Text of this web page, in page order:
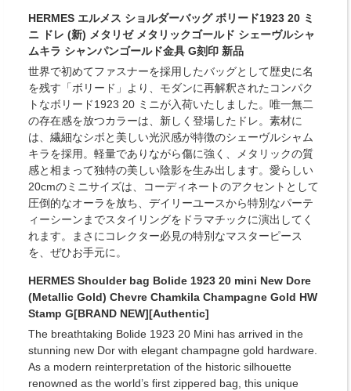
HERMES エルメス ショルダーバッグ ボリード1923 20 ミ
ニ ドレ (新) メタリゼ メタリックゴールド シェーヴルシャ
ムキラ シャンパンゴールド金具 G刻印 新品
世界で初めてファスナーを採用したバッグとして歴史に名
を残す「ボリード」より、モダンに再解釈されたコンパク
トなボリード1923 20 ミニが入荷いたしました。唯一無二
の存在感を放つカラーは、新しく登場したドレ。素材に
は、繊細なシボと美しい光沢感が特徴のシェーヴルシャム
キラを採用。軽量でありながら傷に強く、メタリックの質
感と相まって独特の美しい陰影を生み出します。愛らしい
20cmのミニサイズは、コーディネートのアクセントとして
圧倒的なオーラを放ち、デイリーユースから特別なパーテ
ィーシーンまでスタイリングをドラマチックに演出してく
れます。まさにコレクター必見の特別なマスターピース
を、ぜひお手元に。
HERMES Shoulder bag Bolide 1923 20 mini New Dore
(Metallic Gold) Chevre Chamkila Champagne Gold HW
Stamp G[BRAND NEW][Authentic]
The breathtaking Bolide 1923 20 Mini has arrived in the
stunning new Dor with elegant champagne gold hardware.
As a modern reinterpretation of the historic silhouette
renowned as the world’s first zippered bag, this unique